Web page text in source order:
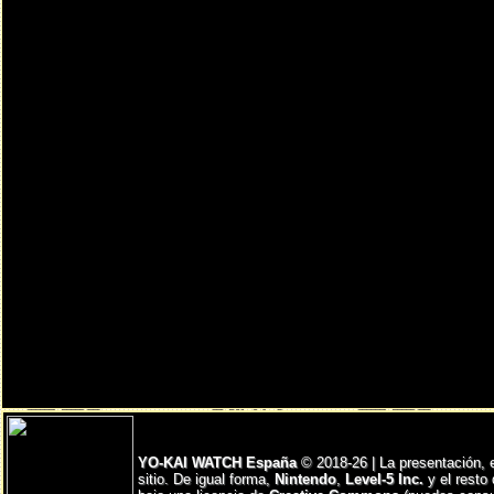
YO-KAI WATCH España © 2018-26 | La presentación,
sitio. De igual forma, Nintendo, Level-5 Inc. y el resto